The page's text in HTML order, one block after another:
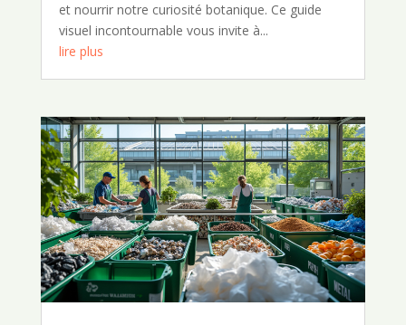
et nourrir notre curiosité botanique. Ce guide
visuel incontournable vous invite à...
lire plus